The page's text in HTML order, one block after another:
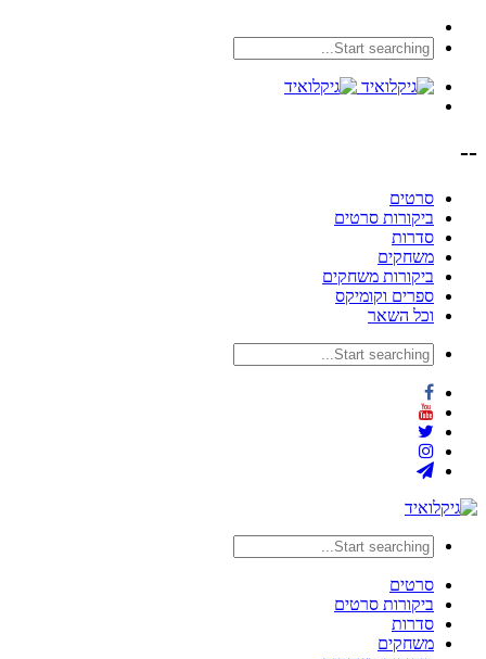
--
סרטים
ביקורות סרטים
סדרות
משחקים
ביקורות משחקים
ספרים וקומיקס
וכל השאר
סרטים
ביקורות סרטים
סדרות
משחקים